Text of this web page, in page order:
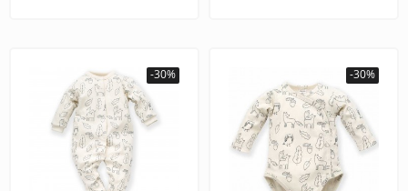
-30% -30%